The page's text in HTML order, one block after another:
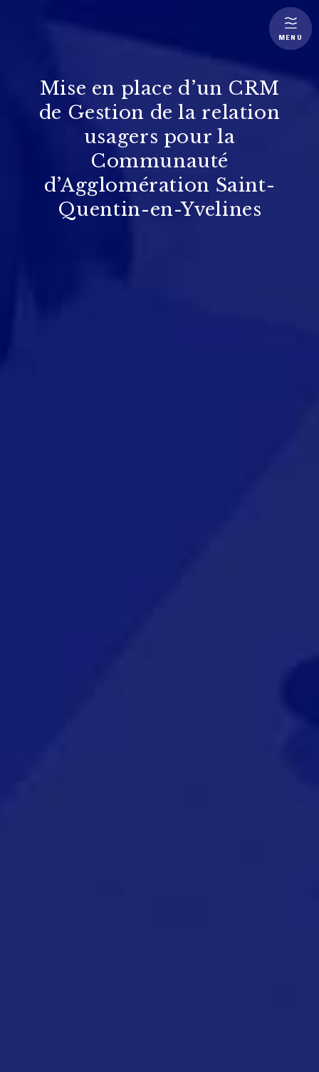
Mise en place d’un CRM
de Gestion de la relation
usagers pour la
Communauté
d’Agglomération Saint-
Quentin-en-Yvelines
MENU